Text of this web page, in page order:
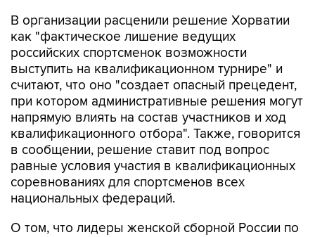
В организации расценили решение Хорватии
как "фактическое лишение ведущих
российских спортсменок возможности
выступить на квалификационном турнире" и
считают, что оно "создает опасный прецедент,
при котором административные решения могут
напрямую влиять на состав участников и ход
квалификационного отбора". Также, говорится
в сообщении, решение ставит под вопрос
равные условия участия в квалификационных
соревнованиях для спортсменов всех
национальных федераций.
О том, что лидеры женской сборной России по